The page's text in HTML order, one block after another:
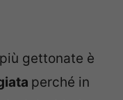
gettonate è
perché in